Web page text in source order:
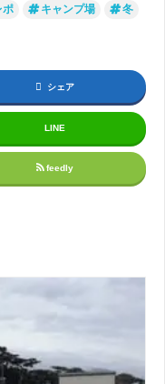
ポ キャンプ場
冬
シェア
LINE
feedly